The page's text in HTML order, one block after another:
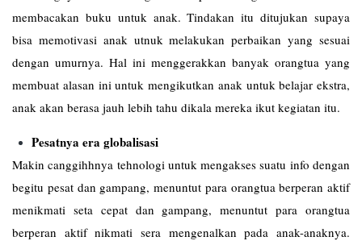
membacakan buku untuk anak. Tindakan itu ditujukan supaya
bisa memotivasi anak utnuk melakukan perbaikan yang sesuai
dengan umurnya. Hal ini menggerakkan banyak orangtua yang
membuat alasan ini untuk mengikutkan anak untuk belajar ekstra,
anak akan berasa jauh lebih tahu dikala mereka ikut kegiatan itu.
Pesatnya era globalisasi
Makin canggihhnya tehnologi untuk mengakses suatu info dengan
begitu pesat dan gampang, menuntut para orangtua berperan aktif
menikmati seta cepat dan gampang, menuntut para orangtua
berperan aktif nikmati sera mengenalkan pada anak-anaknya.